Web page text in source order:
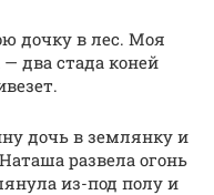
дочку в лес. Моя
два стада коней
дочь в землянку и
развела огонь
из-под полу и